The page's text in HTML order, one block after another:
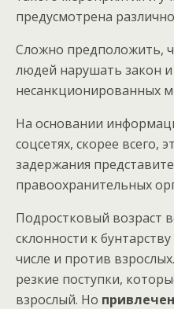
предусмотрена
Сложно предположить,
людей нарушать закон и
несанкционированных
На основании
соцсетях, скорее всего,
задержания
правоохранительных
Подростковый возраст
склонности к
числе и против
резкие поступки,
взрослый. Но